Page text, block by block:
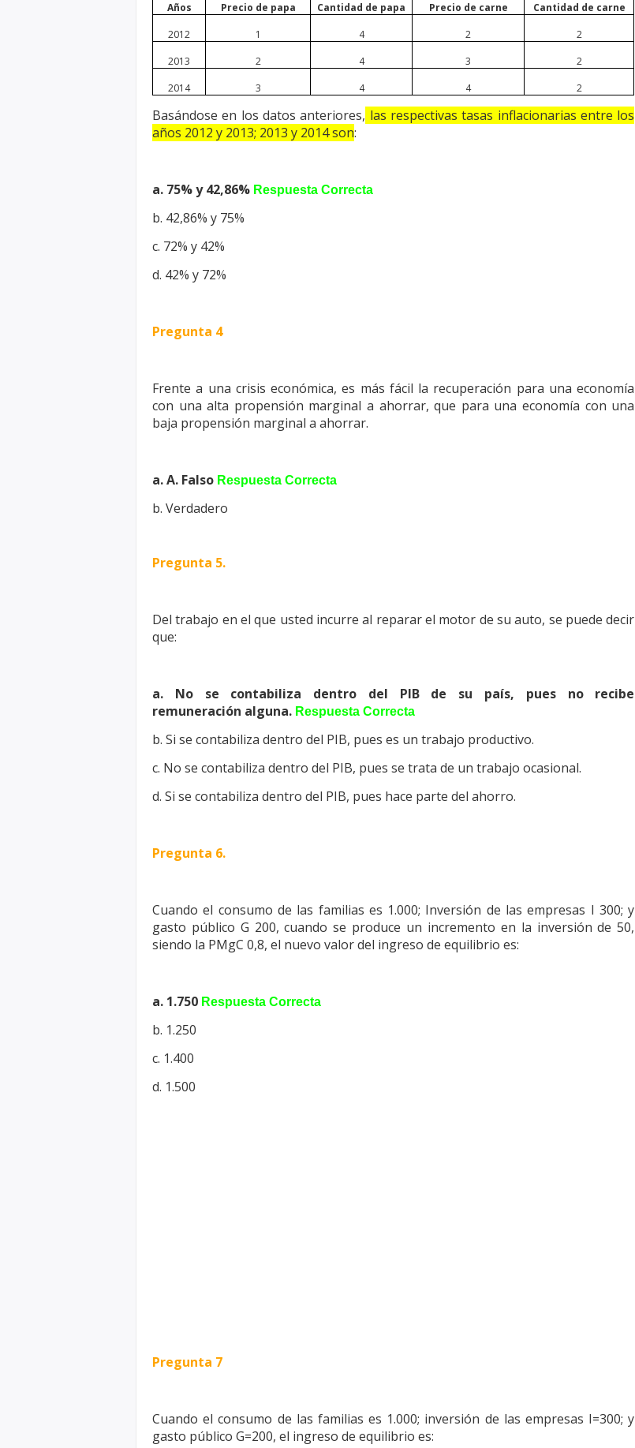
Años Precio de papa Cantidad de papa Precio de carne
Cantidad de carne
2012
1 4 2
2
2013
2 4 3
2
2014
3 4 4 2
Basándose en los datos anteriores, las respectivas tasas inflacionariasentre los
años 2012 y 2013; 2013 y 2014 son:
a. 75% y 42,86% Respuesta Correcta
b. 42,86% y 75%
c. 72% y 42%
d. 42% y 72%
Pregunta 4
Frente a una crisis económica, es más fácil la recuperación para unaeconomía
con una alta propensión marginal a ahorrar, que para unaeconomía con una
baja propensión marginal a ahorrar.
a. A. Falso Respuesta Correcta
b. Verdadero
Pregunta 5.
Del trabajo en el que usted incurre al reparar el motor de su auto, se puede decir
que:
a. No se contabiliza dentro del PIB de su país, pues no recibe
remuneración alguna. Respuesta Correcta
b. Si se contabiliza dentro del PIB, pues es un trabajo productivo.
c. No se contabiliza dentro del PIB, pues se trata de un trabajo ocasional.
d. Si se contabiliza dentro del PIB, pues hace parte del ahorro.
Pregunta 6.
Cuando el consumo de las familias es 1.000; Inversión de las empresas I300; y
gasto público G 200, cuando se produce un incremento en la inversión de 50,
siendo la PMgC 0,8, el nuevo valor del ingreso de equilibrio es:
a. 1.750 Respuesta Correcta
b. 1.250
c. 1.400
d. 1.500
Pregunta 7
Cuando el consumo de las familias es 1.000; inversión de las empresas I=300; y
gasto público G=200, el ingreso de equilibrio es: